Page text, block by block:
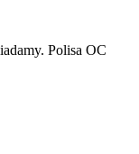
Polisa OC